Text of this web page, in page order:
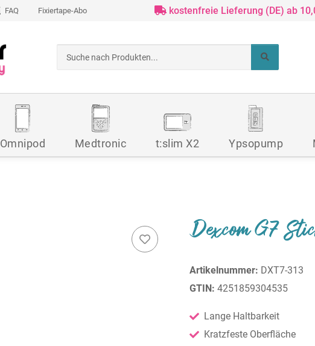
FAQ Fixiertape-Abo kostenfreie Lieferung (DE) ab
Omnipod Medtronic t:slim X2 Ypsopump
Dexcom G7
Artikelnummer: DXT7-313
GTIN: 4251859304535
Lange Haltbarkeit
Kratzfeste Oberfläche